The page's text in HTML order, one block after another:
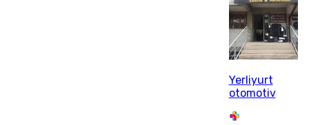
Yerliyurt
otomotiv